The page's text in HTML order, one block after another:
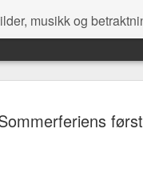
musikk og betraktninger